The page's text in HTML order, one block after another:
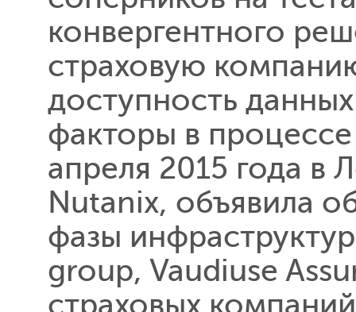
конвергентного
страховую
доступность
факторы в
апреля 2015 года в
Nutanix, объявила
фазы
group, Vaudiuse
страховых